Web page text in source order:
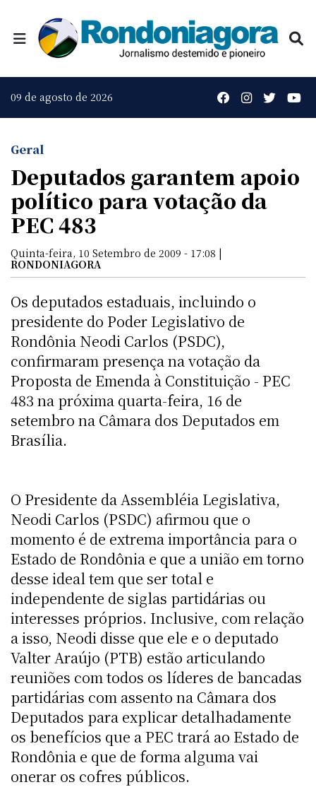
09 de agosto de 2026
Geral
Deputados garantem apoio
político para votação da
PEC 483
Quinta-feira, 10 Setembro de 2009 - 17:08 |
RONDONIAGORA
Os deputados estaduais, incluindo o
presidente do Poder Legislativo de
Rondônia Neodi Carlos (PSDC),
confirmaram presença na votação da
Proposta de Emenda à Constituição - PEC
483 na próxima quarta-feira, 16 de
setembro na Câmara dos Deputados em
Brasília.
O Presidente da Assembléia Legislativa,
Neodi Carlos (PSDC) afirmou que o
momento é de extrema importância para o
Estado de Rondônia e que a união em torno
desse ideal tem que ser total e
independente de siglas partidárias ou
interesses próprios. Inclusive, com relação
a isso, Neodi disse que ele e o deputado
Valter Araújo (PTB) estão articulando
reuniões com todos os líderes de bancadas
partidárias com assento na Câmara dos
Deputados para explicar detalhadamente
os benefícios que a PEC trará ao Estado de
Rondônia e que de forma alguma vai
onerar os cofres públicos.